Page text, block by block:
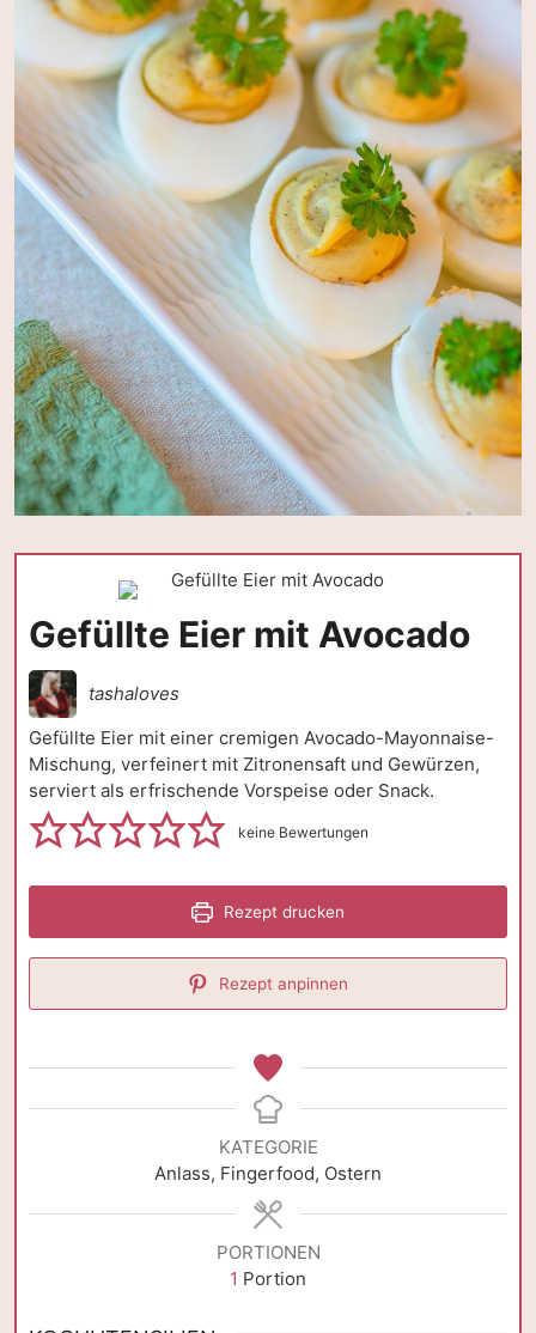
Gefüllte Eier mit Avocado
tashaloves
Gefüllte Eier mit einer cremigen Avocado-Mayonnaise-
Mischung, verfeinert mit Zitronensaft und Gewürzen,
serviert als erfrischende Vorspeise oder Snack.
keine Bewertungen
Rezept drucken
Rezept anpinnen
KATEGORIE
Anlass, Fingerfood, Ostern
PORTIONEN
1 Portion